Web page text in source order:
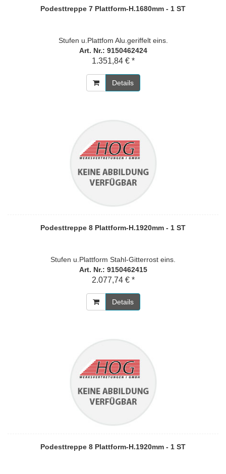
Podesttreppe 7 Plattform-H.1680mm - 1 ST
Stufen u.Plattfom Alu.geriffelt eins.
Art. Nr.: 9150462424
1.351,84 € *
Details
Podesttreppe 8 Plattform-H.1920mm - 1 ST
Stufen u.Plattform Stahl-Gitterrost eins.
Art. Nr.: 9150462415
2.077,74 € *
Details
Podesttreppe 8 Plattform-H.1920mm - 1 ST